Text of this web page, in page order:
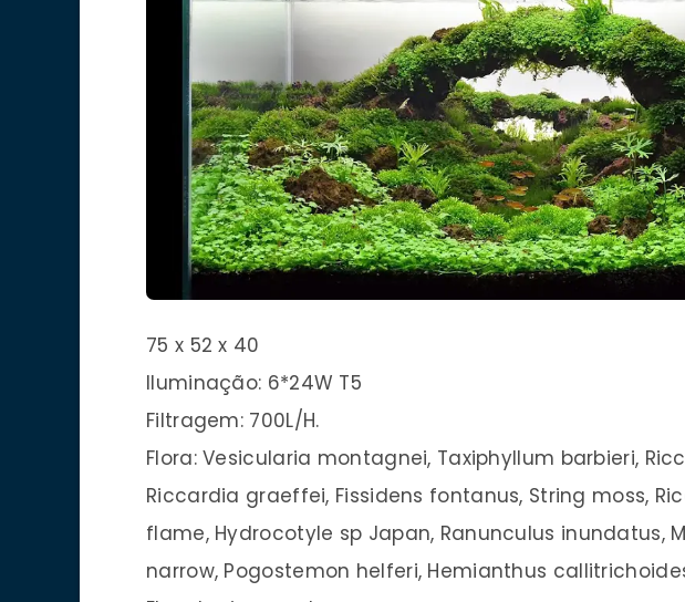
75 x 52 x 40
Iluminação: 6*24W T5
Filtragem: 700L/H.
Flora: Vesicularia montagnei, Taxiphyllum barbieri,
Riccardia graeffei, Fissidens fontanus, String moss,
flame, Hydrocotyle sp Japan, Ranunculus inundatus,
narrow, Pogostemon helferi, Hemianthus